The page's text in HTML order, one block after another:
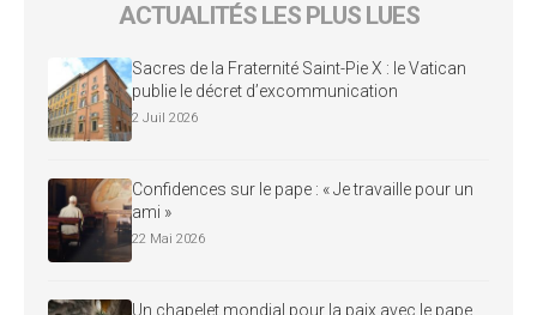
ACTUALITÉS LES PLUS LUES
Sacres de la Fraternité Saint-Pie X : le Vatican
publie le décret d’excommunication
2 Juil 2026
Confidences sur le pape : « Je travaille pour un
ami »
22 Mai 2026
Un chapelet mondial pour la paix avec le pape